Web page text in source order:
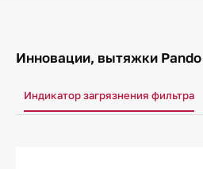
Инновации, вытяжки Pando
Индикатор загрязнения фильтра